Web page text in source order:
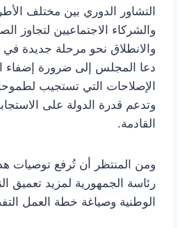
التشاور الدوري بين مختلف
والشركاء الاجتماعيين لتجاوز
والانطلاق نحو مرحلة جديدة
دعا المجلس إلى ضرورة إضفاء
الإصلاحات التي تستجيب
وتدعم قدرة الدولة على
القادمة.
ومن المنتظر أن تُرفع توصيات
رئاسة الجمهورية لمزيد تعميق
الوطنية وصياغة خطة العمل